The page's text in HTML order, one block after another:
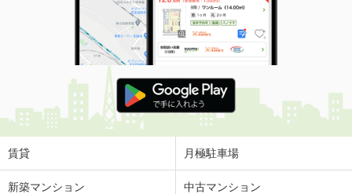
賃貸 月極駐車場
新築マンション 中古マンション